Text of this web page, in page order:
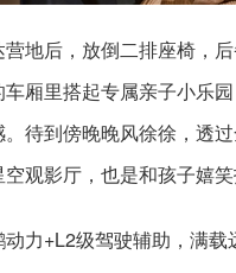
营地后，放倒二排座椅，
厢里搭起专属亲子小乐
待到傍晚晚风徐徐，透
观影厅，也是和孩子嬉笑
动力+L2级驾驶辅助，满载